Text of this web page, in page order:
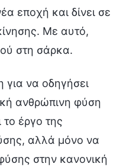
εποχή και δίνει σε
Με αυτό,
στη σάρκα.
για να οδηγήσει
ανθρώπινη φύση
έργο της
αλλά μόνο να
στην κανονική